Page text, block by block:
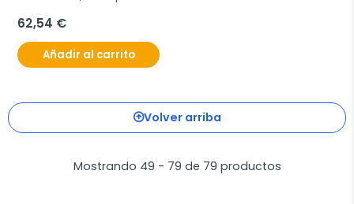
62,54 €
Añadir al carrito
Volver arriba
Mostrando 49 - 79 de 79 productos